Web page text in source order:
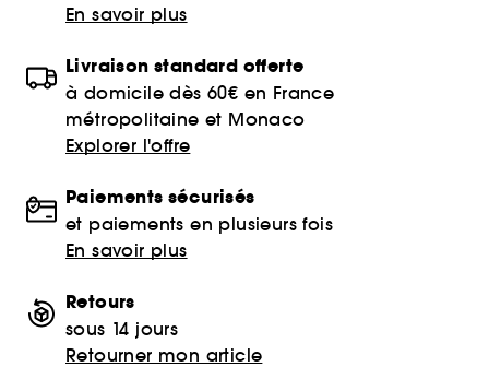
En savoir plus
Livraison standard offerte
à domicile dès 60€ en France
métropolitaine et Monaco
Explorer l'offre
Paiements sécurisés
et paiements en plusieurs fois
En savoir plus
Retours
sous 14 jours
Retourner mon article